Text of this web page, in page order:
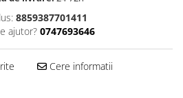
8859387701411
ajutor? 0747693646
Cere informatii